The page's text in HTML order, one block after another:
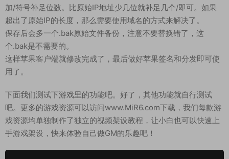
加/符号补足位数。比原始IP地址少几位就补足几个/即可。如果
超出了原始IP的长度，那么需要使用域名的方式来解决了。
保存后会多一个.bak原始文件备份，注意不要替换错了，这
个.bak是不需要的。
这样苹果客户端就修改完成了，最后做好苹果签名和分发即可使
用了。
下面我们测试下游戏里的功能吧。好了，其他功能就自行测试
吧。更多的游戏资源可以访问www.MiR6.com下载，我们每款游
戏资源均单独制作了独立的视频架设教程，让小白也可以快速上
手游戏架设，快来体验自己做GM的乐趣吧！